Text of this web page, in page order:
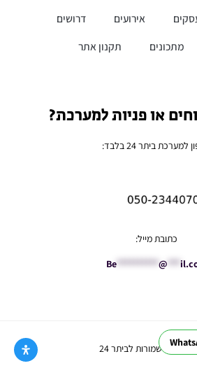
אירועים
דרושים
מתכונים תקנון אתר
או פניות למערכת?
למערכת ביתר 24 בלבד:
כתובת מייל:
Be********** @ ***